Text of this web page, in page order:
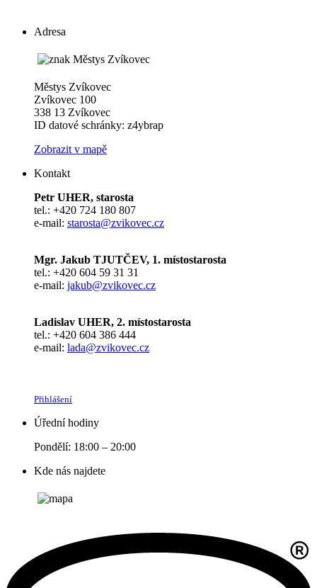
Adresa
Městys Zvíkovec
Zvíkovec 100
338 13 Zvíkovec
ID datové schránky: z4ybrap
Zobrazit v mapě
Kontakt
Petr UHER, starosta
tel.: +420 724 180 807
e-mail: starosta@zvikovec.cz
Mgr. Jakub TJUTČEV, 1. místostarosta
tel.: +420 604 59 31 31
e-mail: jakub@zvikovec.cz
Ladislav UHER, 2. místostarosta
tel.: +420 604 386 444
e-mail: lada@zvikovec.cz
Přihlášení
Úřední hodiny
Pondělí: 18:00 – 20:00
Kde nás najdete